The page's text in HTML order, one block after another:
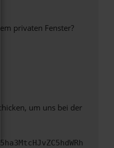
privaten Fenster?
um uns bei der